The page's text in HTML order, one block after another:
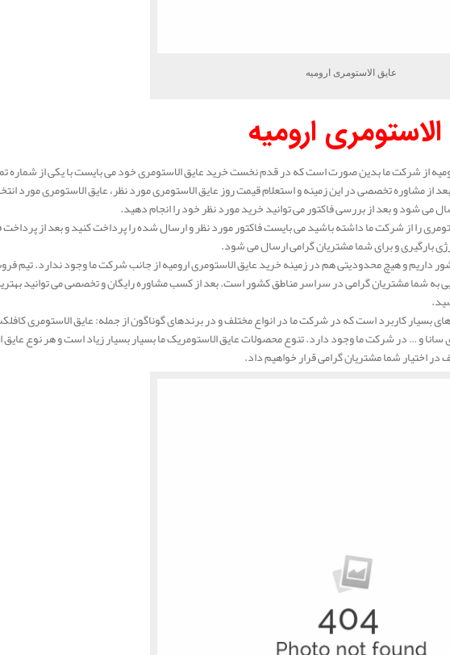
عایق الاستومری ارومیه
ارومیه
از شرکت ما بدین صورت است که در قدم نخست خرید عایق الاستومری خود می بایست با یکی از
از مشاوره تخصصی در این زمینه و استعلام قیمت روز عایق الاستومری مورد نظر، عایق الاستومری مورد
می شود و بعد از بررسی فاکتور می توانید خرید مورد نظر خود را انجام دهید.
را از شرکت ما داشته باشید می بایست فاکتور مورد نظر و ارسال شده را پرداخت کنید و بعد از پرداخت
بارگیری و برای شما مشتریان گرامی ارسال می شود.
داریم و هیچ محدودیتی هم در زمینه خرید عایق الاستومری ارومیه از جانب شرکت ما وجود ندارد. تیم
به شما مشتریان گرامی در سراسر مناطق کشور است. بعد از کسب مشاوره رایگان و تخصصی می توانید
بسیار کاربرد است که در شرکت ما در انواع مختلف و در برندهای گوناگون از جمله: عایق الاستومری
و … در شرکت ما وجود دارد. تنوع محصولات عایق الاستومریک ما بسیار بسیار زیاد است و هر نوع عایق
در اختیار شما مشتریان گرامی قرار خواهیم داد.